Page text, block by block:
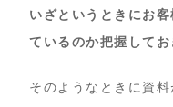
いざというときにお
ているのか把握してお
そのようなときに資